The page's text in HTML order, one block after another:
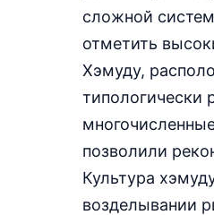
сложной
отметить
Хэмуду,
типологически
позволили
Культура
возделывании